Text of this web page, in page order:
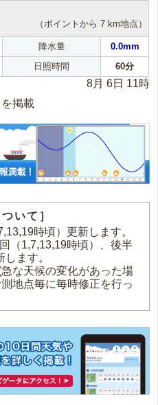
（ポイントから 7 km地点）
降水量
0.0mm
日照時間 60分
8月 6日 11時
掲載
いて］
時頃）更新します。
（1,7,13,19時頃）、後半
ます。
な天候の変化があった場
地点毎に毎時修正を行っ